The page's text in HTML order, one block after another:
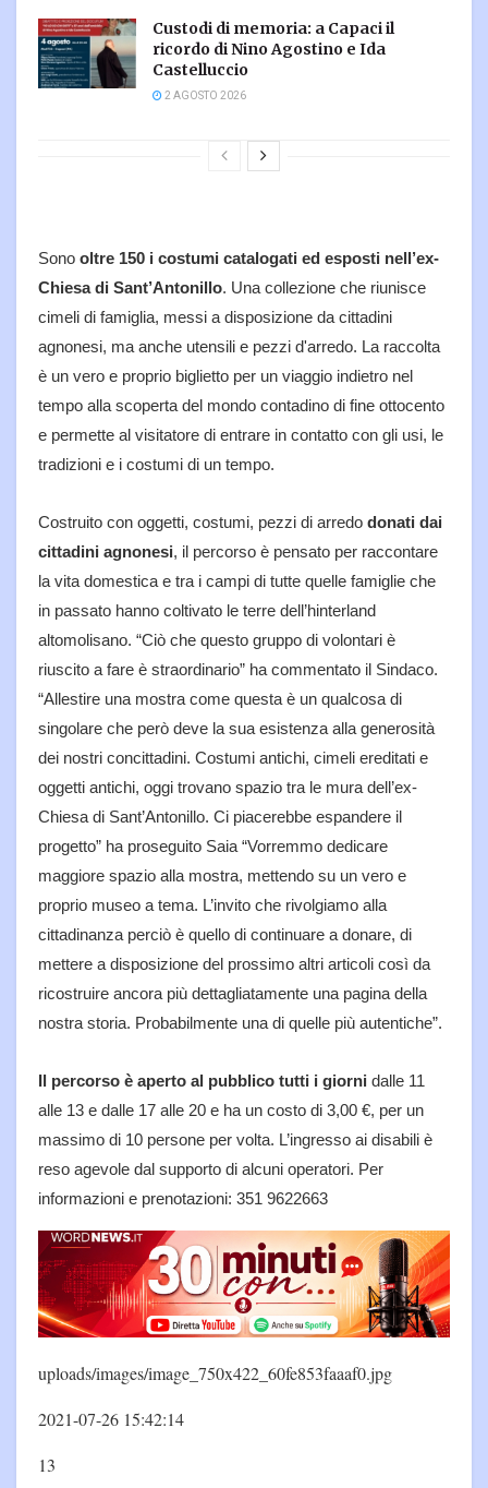
Custodi di memoria: a Capaci il
ricordo di Nino Agostino e Ida
Castelluccio
2 AGOSTO 2026
Sono oltre 150 i costumi catalogati ed esposti nell’ex-
Chiesa di Sant’Antonillo. Una collezione che riunisce
cimeli di famiglia, messi a disposizione da cittadini
agnonesi, ma anche utensili e pezzi d'arredo. La raccolta
è un vero e proprio biglietto per un viaggio indietro nel
tempo alla scoperta del mondo contadino di fine ottocento
e permette al visitatore di entrare in contatto con gli usi, le
tradizioni e i costumi di un tempo.
Costruito con oggetti, costumi, pezzi di arredo donati dai
cittadini agnonesi, il percorso è pensato per raccontare
la vita domestica e tra i campi di tutte quelle famiglie che
in passato hanno coltivato le terre dell’hinterland
altomolisano. “Ciò che questo gruppo di volontari è
riuscito a fare è straordinario” ha commentato il Sindaco.
“Allestire una mostra come questa è un qualcosa di
singolare che però deve la sua esistenza alla generosità
dei nostri concittadini. Costumi antichi, cimeli ereditati e
oggetti antichi, oggi trovano spazio tra le mura dell’ex-
Chiesa di Sant’Antonillo. Ci piacerebbe espandere il
progetto” ha proseguito Saia “Vorremmo dedicare
maggiore spazio alla mostra, mettendo su un vero e
proprio museo a tema. L’invito che rivolgiamo alla
cittadinanza perciò è quello di continuare a donare, di
mettere a disposizione del prossimo altri articoli così da
ricostruire ancora più dettagliatamente una pagina della
nostra storia. Probabilmente una di quelle più autentiche”.
Il percorso è aperto al pubblico tutti i giorni dalle 11
alle 13 e dalle 17 alle 20 e ha un costo di 3,00 €, per un
massimo di 10 persone per volta. L’ingresso ai disabili è
reso agevole dal supporto di alcuni operatori. Per
informazioni e prenotazioni: 351 9622663
uploads/images/image_750x422_60fe853faaaf0.jpg
2021-07-26 15:42:14
13